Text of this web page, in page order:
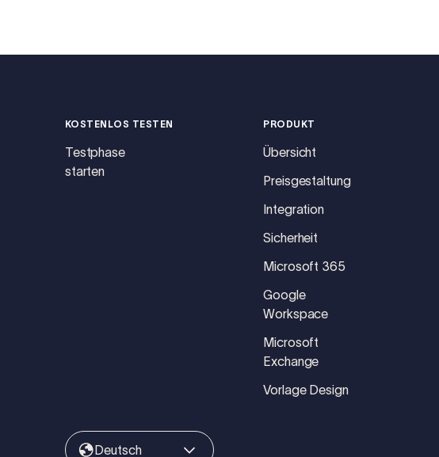
KOSTENLOS TESTEN
Testphase
starten
PRODUKT
Übersicht
Preisgestaltung
Integration
Sicherheit
Microsoft 365
Google
Workspace
Microsoft
Exchange
Vorlage Design
Deutsch